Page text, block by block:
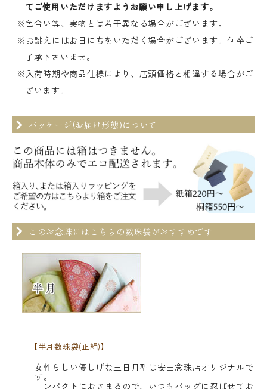
てご使用いただけますようお願い申し上げます。
※色合い等、実物とは若干異なる場合がございます。
※お誂えにはお日にちをいただく場合がございます。何卒ご
了承下さいませ。
※入荷時期や商品仕様により、店頭価格と相違する場合がご
ざいます。
パッケージ(お届け形態)について
このお念珠にはこちらの数珠袋がおすすめです
【半月数珠袋(正絹)】
女性らしい優しげな三日月型は安田念珠店オリジナルで
す。
コンパクトにおさまるので、いつもバッグに忍ばせてお